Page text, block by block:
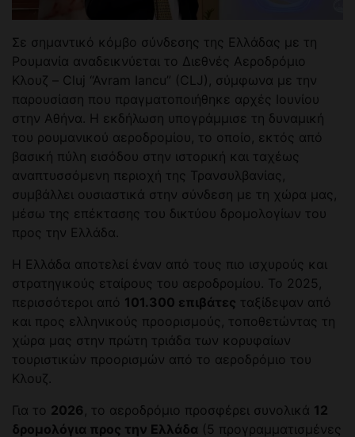
Σε σημαντικό κόμβο σύνδεσης της Ελλάδας με τη
Ρουμανία αναδεικνύεται το Διεθνές Αεροδρόμιο
Κλουζ – Cluj “Avram Iancu” (CLJ), σύμφωνα με την
παρουσίαση που πραγματοποιήθηκε αρχές Ιουνίου
στην Αθήνα. Η εκδήλωση υπογράμμισε τη δυναμική
του ρουμανικού αεροδρομίου, το οποίο, εκτός από
βασική πύλη εισόδου στην ιστορική και ταχέως
αναπτυσσόμενη περιοχή της Τρανσυλβανίας,
συμβάλλει ουσιαστικά στην σύνδεση με τη χώρα μας,
μέσω της επέκτασης του δικτύου δρομολογίων του
προς την Ελλάδα.
Η Ελλάδα αποτελεί έναν από τους πιο ισχυρούς και
στρατηγικούς εταίρους του αεροδρομίου. Το 2025,
περισσότεροι από 101.300 επιβάτες ταξίδεψαν από
και προς ελληνικούς προορισμούς, τοποθετώντας τη
χώρα μας στην πρώτη τριάδα των κορυφαίων
τουριστικών προορισμών από το αεροδρόμιο του
Κλουζ.
Για το 2026 , το αεροδρόμιο προσφέρει συνολικά 12
δρομολόγια προς την Ελλάδα (5 προγραμματισμένες